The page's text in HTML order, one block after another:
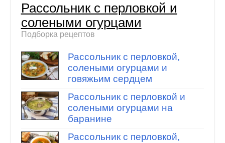
Рассольник с перловкой и
солеными огурцами
Подборка рецептов
Рассольник с перловкой,
солеными огурцами и
говяжьим сердцем
Рассольник с перловкой и
солеными огурцами на
баранине
Рассольник с перловкой,